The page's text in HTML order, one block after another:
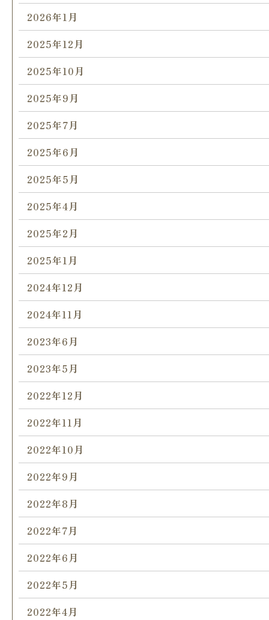
2026年1月
2025年12月
2025年10月
2025年9月
2025年7月
2025年6月
2025年5月
2025年4月
2025年2月
2025年1月
2024年12月
2024年11月
2023年6月
2023年5月
2022年12月
2022年11月
2022年10月
2022年9月
2022年8月
2022年7月
2022年6月
2022年5月
2022年4月